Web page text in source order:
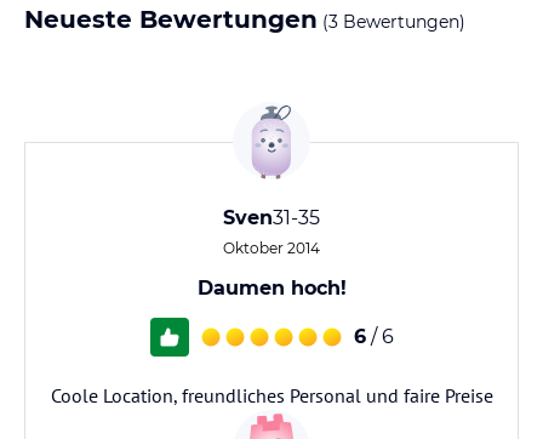
Neueste Bewertungen (3 Bewertungen)
Sven31-35
Oktober 2014
Daumen hoch!
6 / 6
Coole Location, freundliches Personal und faire Preise